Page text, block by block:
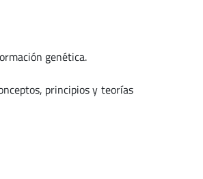
genética.
principios y teorías